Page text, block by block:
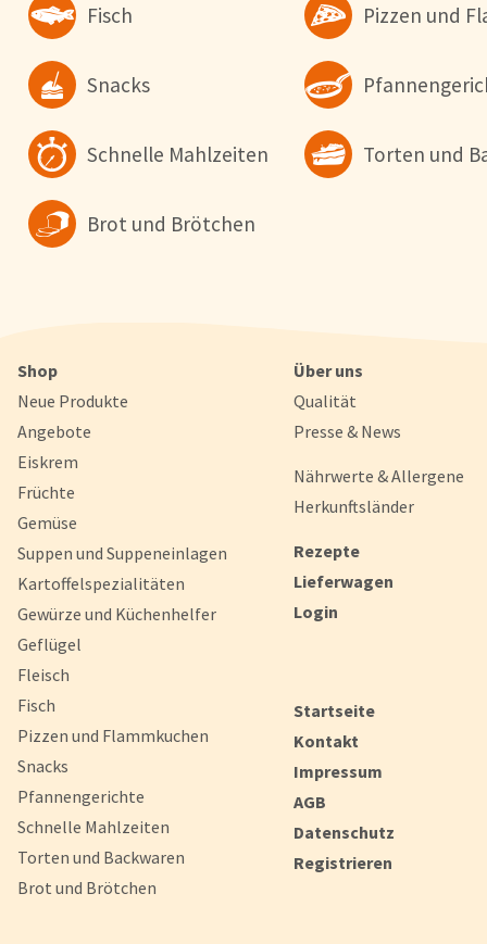
Fisch Pizzen und
Snacks
Schnelle Mahlzeiten Torten und
Brot und Brötchen
Shop
Neue Produkte
Angebote
Eiskrem
Früchte
Gemüse
Suppen und Suppeneinlagen
Kartoffelspezialitäten
Gewürze und Küchenhelfer
Geflügel
Fleisch
Fisch
Pizzen und Flammkuchen
Snacks
Pfannengerichte
Schnelle Mahlzeiten
Torten und Backwaren
Brot und Brötchen
Über uns
Qualität
Presse & News
Nährwerte & Allergene
Herkunftsländer
Rezepte
Lieferwagen
Login
Startseite
Kontakt
Impressum
AGB
Datenschutz
Registrieren